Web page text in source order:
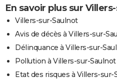
En savoir plus sur
Villers-sur-Saulnot
Avis de décès à Villers-sur-
Délinquance à Villers-sur-
Pollution à Villers-sur-Saulnot
Etat des risques à Villers-sur-